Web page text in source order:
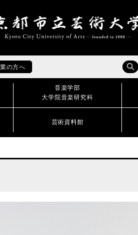
の方へ
音楽学部
大学院音楽研究科
芸術資料館